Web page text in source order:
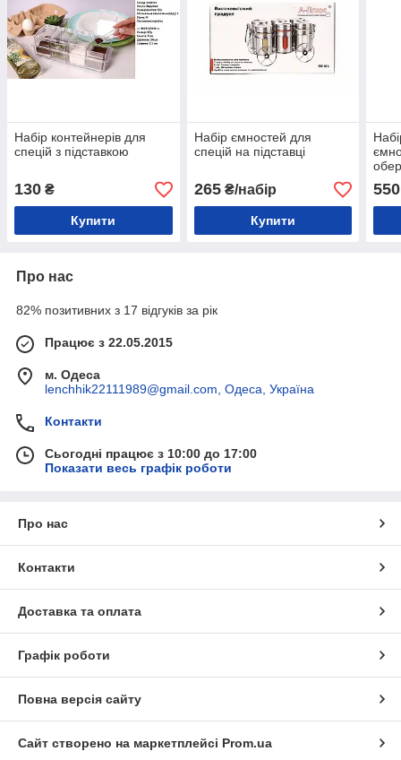
Набір контейнерів для
спецій з підставкою
130 ₴
Купити
Набір ємностей для
спецій на підставці
265₴/набір
Купити
550
Про нас
82% позитивних з 17 відгуків за рік
Працює з 22.05.2015
м. Одеса
lenchhik22111989@gmail.com, Одеса, Україна
Контакти
Сьогодні працює з 10:00 до 17:00
Показати весь графік роботи
Про нас
Контакти
Доставка та оплата
Графік роботи
Повна версія сайту
Сайт створено на маркетплейсі Prom.ua